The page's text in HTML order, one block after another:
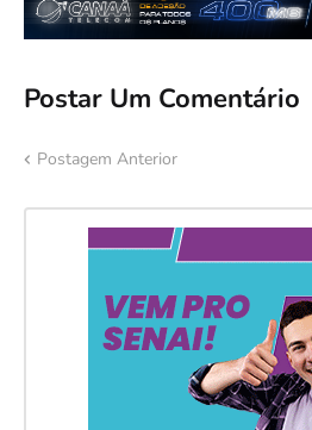
Postar Um Comentário
Postagem Anterior